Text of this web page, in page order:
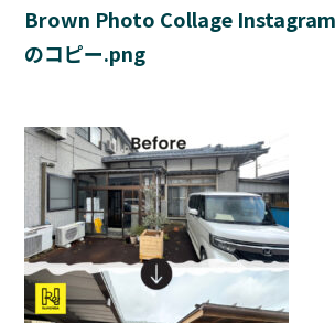
Brown Photo Collage
のコピー.png